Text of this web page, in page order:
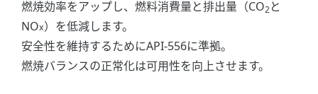
燃焼効率をアップし、燃料消費量と排出量（CO2と
NOx）を低減します。
安全性を維持するためにAPI-556に準拠。
燃焼バランスの正常化は可用性を向上させます。